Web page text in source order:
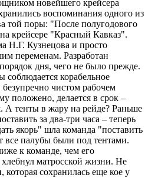
новейшего крейсера
воспоминания одного из
той поры: "После полугодового
крейсере "Красный Кавказ".
Н.Г. Кузнецова и просто
переменам. Разработан
дня, чего не было прежде.
корабельное
чистом рабочем
положено, делается в срок –
А тенты в жару на рейде? Раньше
за два-три часа – теперь
якорь" шла команда "поставить
все палубы были под тентами.
к команде, чем его
матросской жизни. Не
сохранилась еще кое у